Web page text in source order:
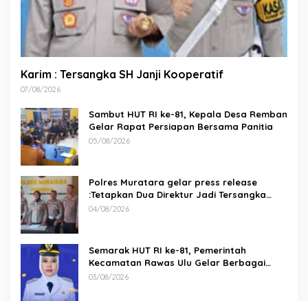
Karim : Tersangka SH Janji Kooperatif
07/08/2026
Sambut HUT RI ke-81, Kepala Desa Remban
Gelar Rapat Persiapan Bersama Panitia
05/08/2026
Polres Muratara gelar press release
:Tetapkan Dua Direktur Jadi Tersangka
Kecelakaan Maut antara Bus ALS dan
04/08/2026
Semarak HUT RI ke-81, Pemerintah
Kecamatan Rawas Ulu Gelar Berbagai
Lomba
03/08/2026